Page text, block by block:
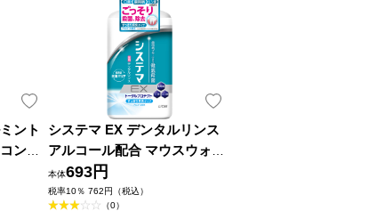
ント
ンシ
品)
システマ EX デンタルリンス
アルコール配合 マウスウォッ
シュ ９００ｍｌ ライオン (医
薬部外品)
本体693円
税率10％ 762円（税込）
（0）